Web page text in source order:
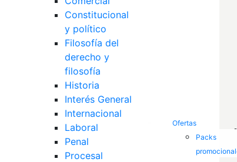
Constitucional
y político
Filosofía del
derecho y
filosofía
Historia
Internacional
Laboral
Penal
Procesal
Ofertas
Packs